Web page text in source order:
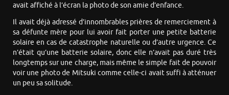
avait affiché à l’écran la photo de son amie d’enfance.
Il avait déjà adressé d’innombrables prières de remerciement à
sa défunte mère pour lui avoir fait porter une petite batterie
solaire en cas de catastrophe naturelle ou d’autre urgence. Ce
n’était qu’une batterie solaire, donc elle n’avait pas duré très
longtemps sur une charge, mais même le simple fait de pouvoir
voir une photo de Mitsuki comme celle-ci avait suffi à atténuer
un peu sa solitude.